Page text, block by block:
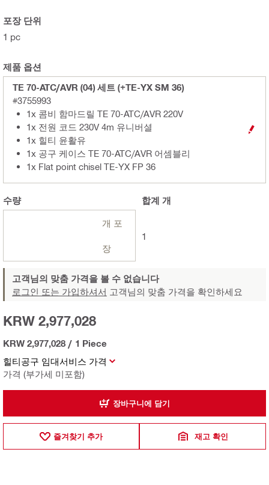
포장 단위
1 pc
제품 옵션
TE 70-ATC/AVR (04) 세트 (+TE-YX SM 36)
#3755993
1x 콤비 함마드릴 TE 70-ATC/AVR 220V
1x 전원 코드 230V 4m 유니버셜
1x 힐티 윤활유
1x 공구 케이스 TE 70-ATC/AVR 어셈블리
1x Flat point chisel TE-YX FP 36
수량
개 포
장
합계 개
1
고객님의 맞춤 가격을 볼 수 없습니다
로그인 또는 가입하셔서 고객님의 맞춤 가격을 확인하세요
힐티공구 임대서비스 가격
가격 (부가세 미포함)
KRW 2,977,028
KRW 2,977,028 / 1 Piece
장바구니에 담기
즐겨찾기 추가 재고 확인